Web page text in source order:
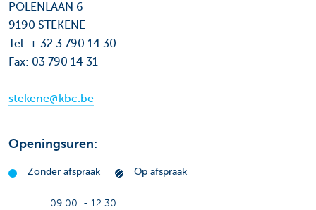
POLENLAAN 6
9190 STEKENE
Tel: + 32 3 790 14 30
Fax: 03 790 14 31
stekene@kbc.be
Openingsuren:
Zonder afspraak Op afspraak
09:00 - 12:30